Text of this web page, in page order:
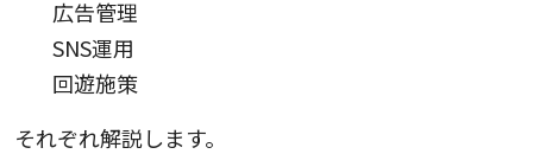
広告管理
SNS運用
回遊施策
それぞれ解説します。